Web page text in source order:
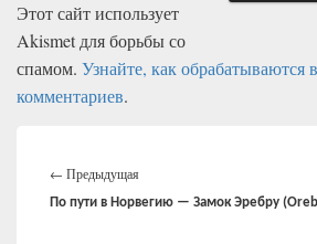
Этот сайт использует
Akismet для борьбы со
спамом. Узнайте, как обрабатываются
комментариев.
по
записям
← Предыдущая
запись:
По пути в Норвегию — Замок Эребру